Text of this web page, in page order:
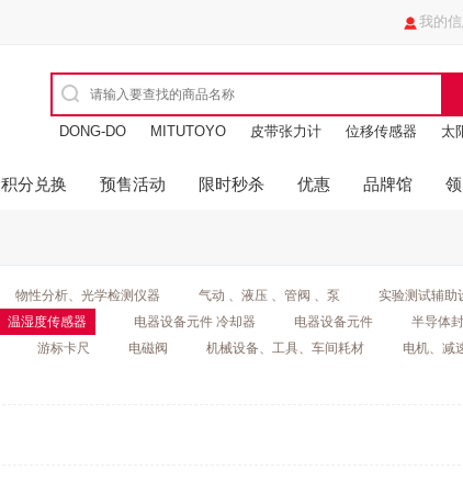
我的
DONG-DO MITUTOYO 皮带张力计 位移传感器
太
积分兑换 预售活动 限时秒杀 优惠 品牌馆
物性分析、光学检测仪器 气动 、液压 、管阀 、泵
实验测试辅助
温湿度传感器 电器设备元件 冷却器 电器设备元件
半导体
游标卡尺 电磁阀 机械设备、工具、车间耗材
电机、减